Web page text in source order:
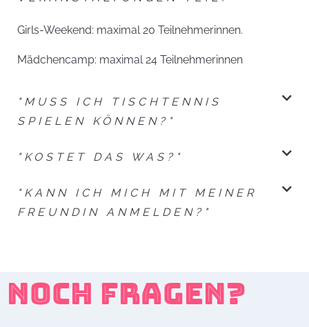
Girls-Weekend: maximal 20 Teilnehmerinnen.
Mädchencamp: maximal 24 Teilnehmerinnen
"MUSS ICH TISCHTENNIS
SPIELEN KÖNNEN?"
"KOSTET DAS WAS?"
"KANN ICH MICH MIT MEINER
FREUNDIN ANMELDEN?"
NOCH FRAGEN?